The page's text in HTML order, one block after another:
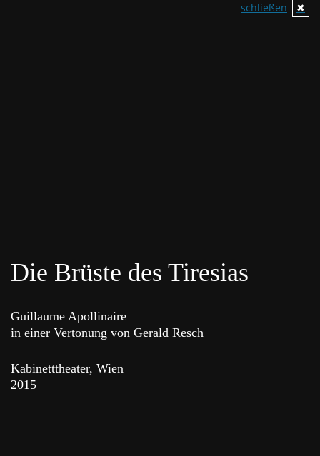
schließen ✖
Die Brüste des Tiresias
Guillaume Apollinaire
in einer Vertonung von Gerald Resch
Kabinetttheater, Wien
2015